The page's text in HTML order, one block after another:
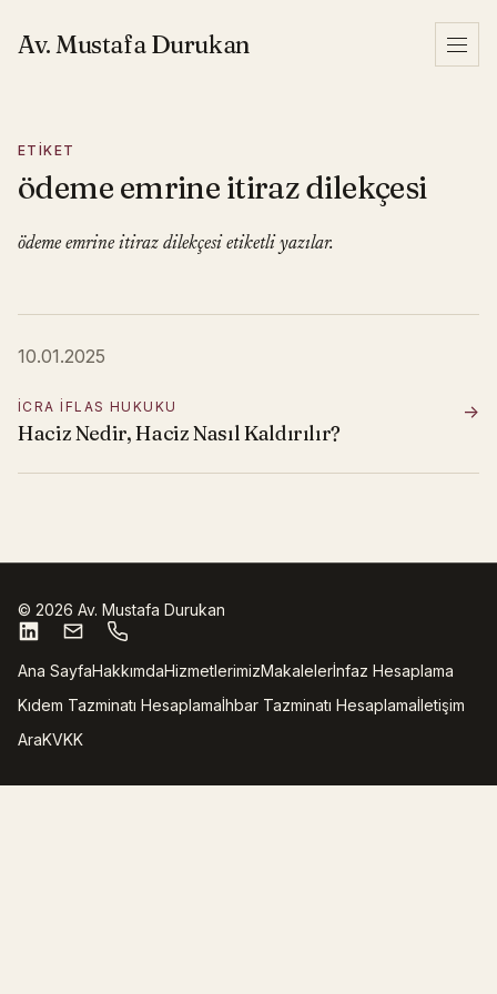
Av. Mustafa Durukan
ETIKET
ödeme emrine itiraz dilekçesi
ödeme emrine itiraz dilekçesi etiketli yazılar.
10.01.2025
İCRA İFLAS HUKUKU
Haciz Nedir, Haciz Nasıl Kaldırılır?
→
© 2026 Av. Mustafa Durukan
Ana SayfaHakkımdaHizmetlerimizMakalelerİnfaz Hesaplama
Kıdem Tazminatı Hesaplamaİhbar Tazminatı Hesaplamaİletişim
AraKVKK